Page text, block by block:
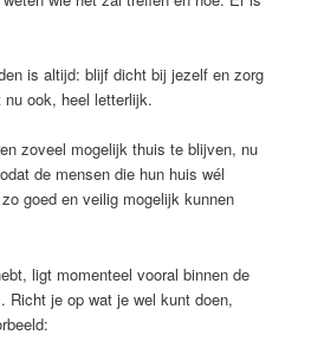
is altijd: blijf dicht bij jezelf en zorg
ook, heel letterlijk.
zoveel mogelijk thuis te blijven, nu
de mensen die hun huis wél
goed en veilig mogelijk kunnen
ligt momenteel vooral binnen de
Richt je op wat je wel kunt doen,